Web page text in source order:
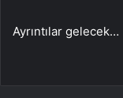
Ayrıntılar gelecek…